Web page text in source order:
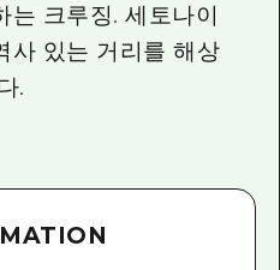
는 크루징. 세토나이
사 있는 거리를 해상
.